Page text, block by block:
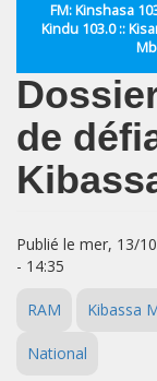
FM: Kinshasa
Kindu 103.0 ::
de
Publié le mer, 13/
- 14:35
RAM Kibassa
National